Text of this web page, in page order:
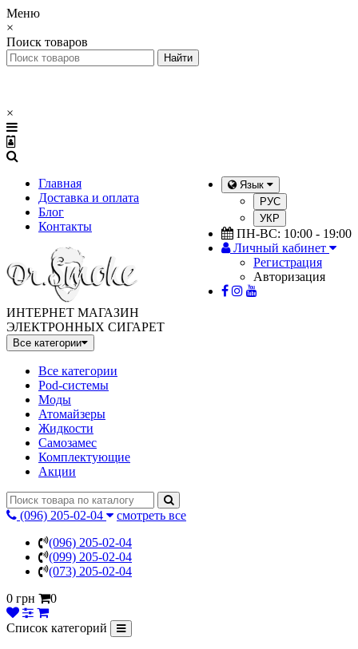
Меню
×
Поиск товаров
×
Главная
Доставка и оплата
Блог
Контакты
Язык
РУС
УКР
ПН-ВС: 10:00 - 19:00
Личный кабинет
Регистрация
Авторизация
ИНТЕРНЕТ МАГАЗИН
ЭЛЕКТРОННЫХ СИГАРЕТ
Все категории
Все категории
Pod-системы
Моды
Атомайзеры
Жидкости
Самозамес
Комплектующие
Акции
(096) 205-02-04
смотреть все
(096) 205-02-04
(099) 205-02-04
(073) 205-02-04
0 грн
0
Список категорий